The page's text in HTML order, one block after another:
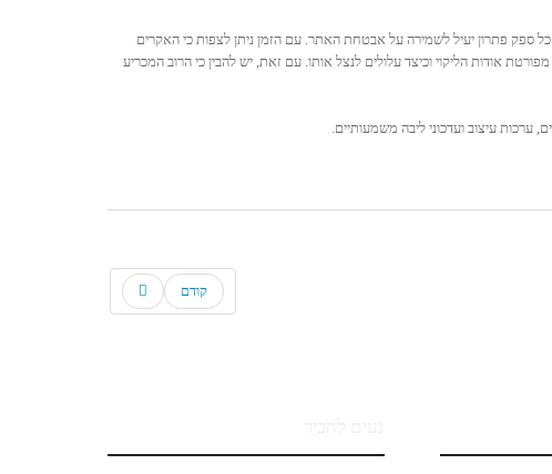
הם ללא כל ספק פתרון יעיל לשמירה על אבטחת האתר. עם הזמן ניתן לצפות כי האקרים
אודות הליקוי וכיצד עלולים לנצל אותו. עם זאת, יש להבין כי הרוב המכריע
ערכות עיצוב ועדכוני ליבה משמעותיים.
קודם